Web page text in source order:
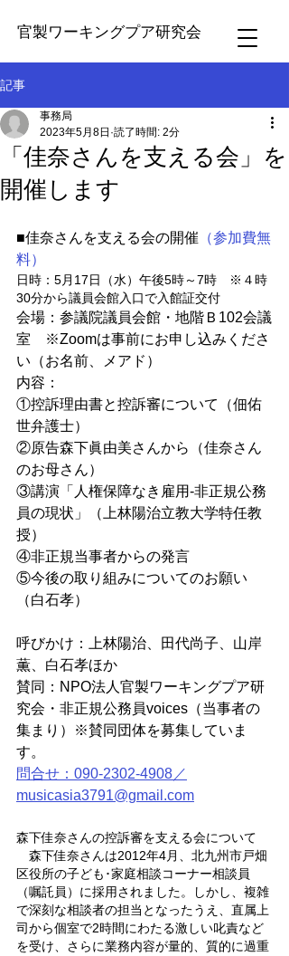
官製ワーキングプア研究会
記事
「佳奈さんを支える会」を
開催します
事務局
2023年5月8日 読了時間: 2分
■佳奈さんを支える会の開催 （参加費無
料）
日時：5月17日（水）午後5時～7時　※４時
30分から議員会館入口で入館証交付
会場：参議院議員会館・地階Ｂ102会議
室　※Zoomは事前にお申し込みくださ
い（お名前、メアド）
内容：
①控訴理由書と控訴審について（佃佑
世弁護士）
②原告森下眞由美さんから（佳奈さん
のお母さん）
③講演「人権保障なき雇用‐非正規公務
員の現状」（上林陽治立教大学特任教
授）
④非正規当事者からの発言
⑤今後の取り組みについてのお願い
（白石孝）
呼びかけ：上林陽治、田代尚子、山岸
薫、白石孝ほか
賛同：NPO法人官製ワーキングプア研
究会・非正規公務員voices（当事者の
集まり）※賛同団体を募集していま
す。
問合せ：090-2302-4908／
musicasia3791@gmail.com
森下佳奈さんの控訴審を支える会について
森下佳奈さんは2012年4月、北九州市戸畑
区役所の子ども･家庭相談コーナー相談員
（嘱託員）に採用されました。しかし、複雑
で深刻な相談者の担当となったうえ、直属上
司から個室で2時間にわたる激しい叱責など
を受け、さらに業務内容が量的、質的に過重